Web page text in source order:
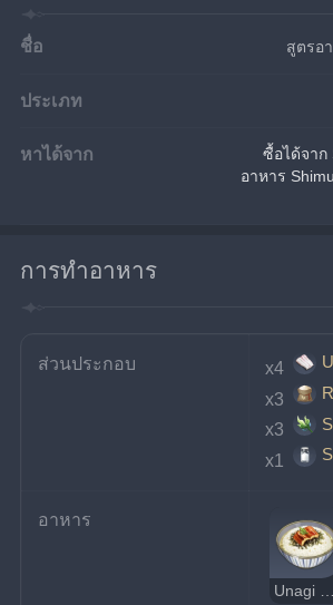
ชื่อ สูตรอ
ประเภท
หาได้จาก
ซื้อได้จาก
อาหาร
การทำอาหาร
ส่วนประกอบ x4
x3
x3
x1
อาหาร